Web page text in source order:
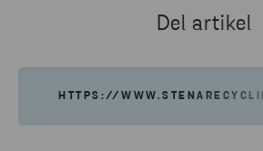
Del artikel
HTTPS://